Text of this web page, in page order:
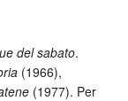
del sabato.
(1966),
(1977). Per